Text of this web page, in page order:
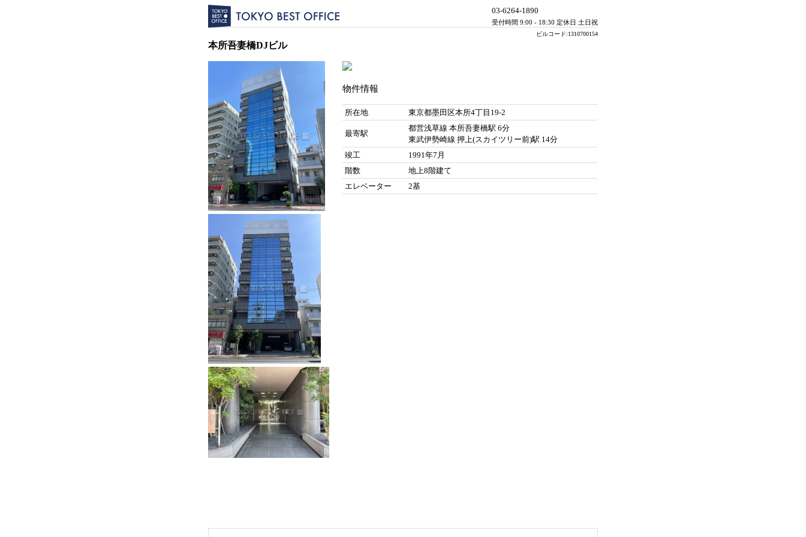
03-6264-1890
受付時間 9:00 - 18:30 定休日 土日祝
ビルコード:1310700154
本所吾妻橋DJビル
物件情報
所在地 東京都墨田区本所4丁目19-2
最寄駅
都営浅草線 本所吾妻橋駅 6分
東武伊勢崎線 押上(スカイツリー前)駅 14分
竣工
1991年7月
階数
地上8階建て
エレベーター
2基